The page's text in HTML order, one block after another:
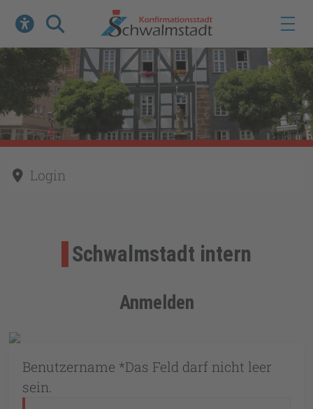
Werkzeuge zur Barrierefreiheit öffnen
Suche
Login
Schwalmstadt intern
Anmelden
Benutzername *Das Feld darf nicht leer
sein.